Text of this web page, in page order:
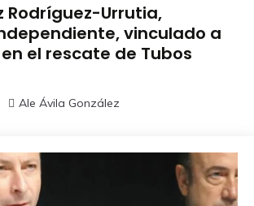
Rodríguez-Urrutia,
vinculado a
el rescate de Tubos
Ale Ávila González